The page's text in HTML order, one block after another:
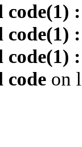
code(1)
code(1)
code(1)
code on